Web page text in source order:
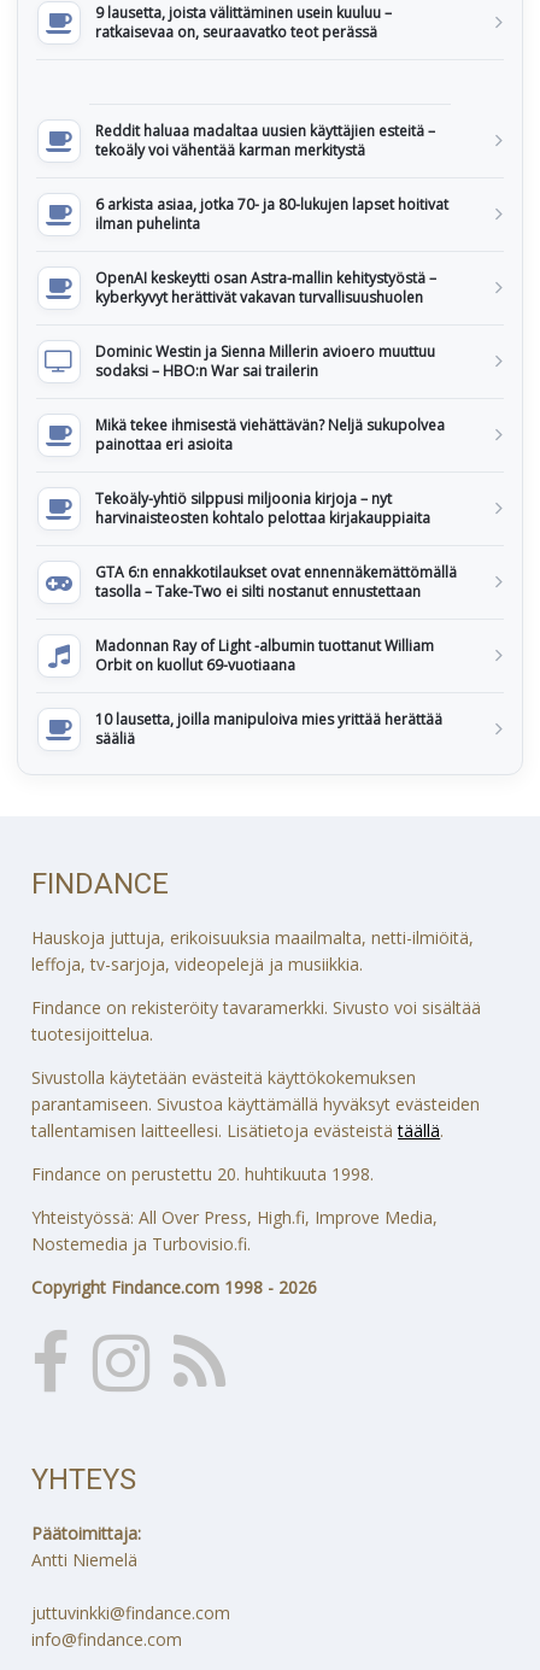
9 lausetta, joista välittäminen usein kuuluu –
ratkaisevaa on, seuraavatko teot perässä
Reddit haluaa madaltaa uusien käyttäjien esteitä –
tekoäly voi vähentää karman merkitystä
6 arkista asiaa, jotka 70- ja 80-lukujen lapset hoitivat
ilman puhelinta
OpenAI keskeytti osan Astra-mallin kehitystyöstä –
kyberkyvyt herättivät vakavan turvallisuushuolen
Dominic Westin ja Sienna Millerin avioero muuttuu
sodaksi – HBO:n War sai trailerin
Mikä tekee ihmisestä viehättävän? Neljä sukupolvea
painottaa eri asioita
Tekoäly-yhtiö silppusi miljoonia kirjoja – nyt
harvinaisteosten kohtalo pelottaa kirjakauppiaita
GTA 6:n ennakkotilaukset ovat ennennäkemättömällä
tasolla – Take-Two ei silti nostanut ennustettaan
Madonnan Ray of Light -albumin tuottanut William
Orbit on kuollut 69-vuotiaana
10 lausetta, joilla manipuloiva mies yrittää herättää
sääliä
FINDANCE
Hauskoja juttuja, erikoisuuksia maailmalta, netti-ilmiöitä,
leffoja, tv-sarjoja, videopelejä ja musiikkia.
Findance on rekisteröity tavaramerkki. Sivusto voi sisältää
tuotesijoittelua.
Sivustolla käytetään evästeitä käyttökokemuksen
parantamiseen. Sivustoa käyttämällä hyväksyt evästeiden
tallentamisen laitteellesi. Lisätietoja evästeistätäällä.
Findance on perustettu 20. huhtikuuta 1998.
Yhteistyössä: All Over Press, High.fi, Improve Media,
Nostemedia ja Turbovisio.fi.
Copyright Findance.com 1998 - 2026
YHTEYS
Päätoimittaja:
Antti Niemelä
juttuvinkki@findance.com
info@findance.com